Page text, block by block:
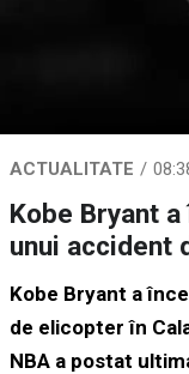
ACTUALITATE
Kobe Bryant
unui accident
Kobe Bryant a
de elicopter în
NBA a postat